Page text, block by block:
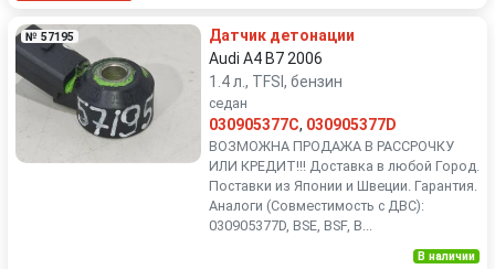
№ 57195
Датчик детонации
Audi A4 B7 2006
1.4 л., TFSI, бензин
седан
030905377C, 030905377D
ВОЗМОЖНА ПРОДАЖА В РАССРОЧКУ
ИЛИ КРЕДИТ!!! Доставка в любой Город.
Поставки из Японии и Швеции. Гарантия.
Аналоги (Совместимость с ДВС):
030905377D, BSE, BSF, B...
В наличии